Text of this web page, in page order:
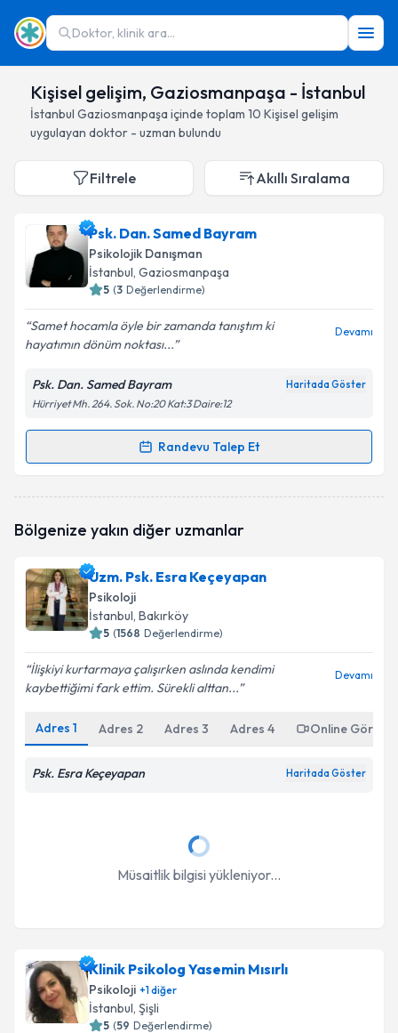
Doktor, klinik ara...
Kişisel gelişim, Gaziosmanpaşa - İstanbul
İstanbul Gaziosmanpaşa içinde toplam 10 Kişisel gelişim
uygulayan doktor - uzman bulundu
Filtrele Akıllı Sıralama
Psk. Dan. Samed Bayram
Psikolojik Danışman
İstanbul, Gaziosmanpaşa
5 (3 Değerlendirme)
Samet hocamla öyle bir zamanda tanıştım ki
hayatımın dönüm noktası...
Devamı
Psk. Dan. Samed Bayram Haritada Göster
Hürriyet Mh. 264. Sok. No:20 Kat:3 Daire:12
Randevu Talep Et
Randevu Takvimi Talebi
oluşturun. Size bu uzmandan randevu almanız için bir
E-posta Adresiniz
Kişisel verilerimin işlenmesine ilişkin
Aydınlatma
Metni'ni okudum ve kişisel verilerimin belirtilen
Takvim Talebini Gönder
Bölgenize yakın diğer uzmanlar
Uzm. Psk. Esra Keçeyapan
Psikoloji
İstanbul, Bakırköy
5 (1568 Değerlendirme)
İlişkiyi kurtarmaya çalışırken aslında kendimi
kaybettiğimi fark ettim. Sürekli alttan...
Devamı
Adres 1 Adres 2 Adres 3 Adres 4 Online
Psk. Esra Keçeyapan Haritada Göster
Müsaitlik bilgisi yükleniyor...
Klinik Psikolog Yasemin Mısırlı
Psikoloji +1diğer
İstanbul, Şişli
5 (59 Değerlendirme)